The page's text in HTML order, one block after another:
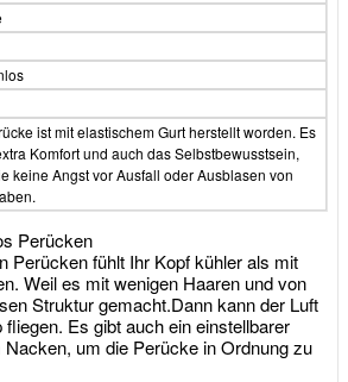
ist mit elastischem Gurt herstellt worden. Es
Komfort und auch das Selbstbewusstsein,
keine Angst vor Ausfall oder Ausblasen von
Perücken
Perücken fühlt Ihr Kopf kühler als mit
Weil es mit wenigen Haaren und von
Struktur gemacht.Dann kann der Luft
Es gibt auch ein einstellbarer
um die Perücke in Ordnung zu